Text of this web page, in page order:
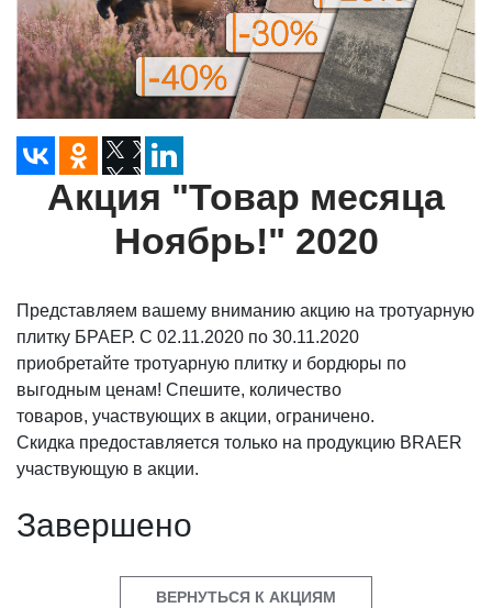
Акция "Товар месяца
Ноябрь!" 2020
Представляем вашему вниманию акцию на тротуарную
плитку БРАЕР. С 02.11.2020 по 30.11.2020
приобретайте тротуарную плитку и бордюры по
выгодным ценам! Спешите, количество
товаров, участвующих в акции, ограничено.
Скидка предоставляется только на продукцию BRAER
участвующую в акции.
Завершено
ВЕРНУТЬСЯ К АКЦИЯМ